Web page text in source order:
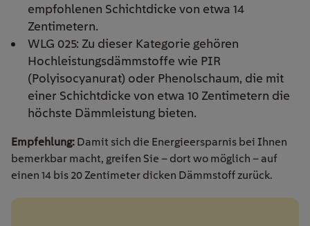
empfohlenen Schichtdicke von etwa 14
Zentimetern.
WLG 025: Zu dieser Kategorie gehören
Hochleistungsdämmstoffe wie PIR
(Polyisocyanurat) oder Phenolschaum, die mit
einer Schichtdicke von etwa 10 Zentimetern die
höchste Dämmleistung bieten.
Empfehlung: Damit sich die Energieersparnis bei Ihnen
bemerkbar macht, greifen Sie – dort wo möglich – auf
einen 14 bis 20 Zentimeter dicken Dämmstoff zurück.